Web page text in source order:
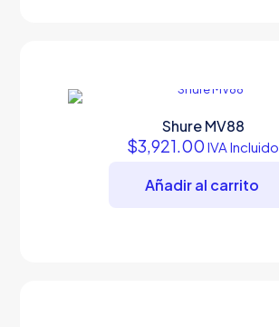
pueden
en
página
Shure MV88
$3,921.00 IVA Incluido
Añadir al carrito